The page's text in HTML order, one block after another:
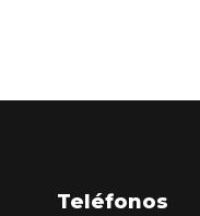
Teléfonos